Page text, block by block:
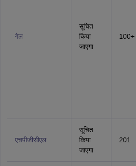
गेल
सूचित
किया
जाएगा
100+
एचपीजीसीएल
सूचित
किया
जाएगा
201